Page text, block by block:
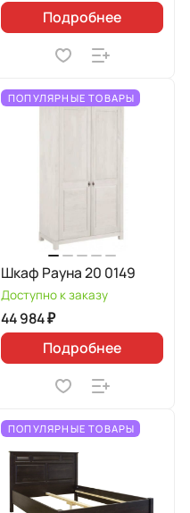
Подробнее
ПОПУЛЯРНЫЕ ТОВАРЫ
Шкаф Рауна 20 0149
Доступно к заказу
44 984 ₽
Подробнее
ПОПУЛЯРНЫЕ ТОВАРЫ